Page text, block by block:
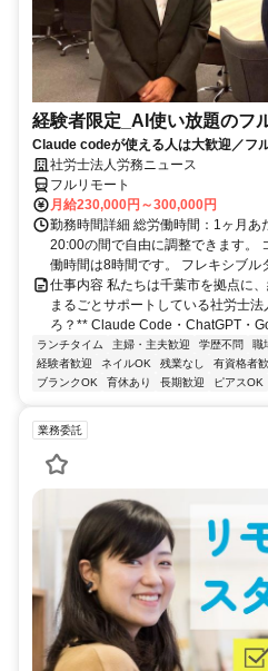
経験者限定_AI使い放題のフ
Claude codeが使える人は大歓迎／フ
社労士法人労務ニュース
フルリモート
月給230,000円～300,000円
勤務時間詳細 総労働時間：1ヶ月あ
20:00の間で自由に調整できます。
働時間は8時間です。 フレキシブル
仕事内容 私たちは千葉市を拠点に
まるごとサポートしている社労士
ろ？** Claude Code・ChatGPT・
ランチタイム 主婦・主夫歓迎 学歴不問 職
経験者歓迎
ネイルOK 残業なし 有資格者
ブランクOK
育休あり 長期歓迎 ピアスOK
業務委託